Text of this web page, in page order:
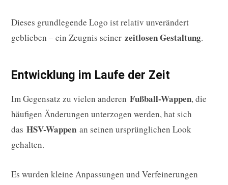
Dieses grundlegende Logo ist relativ unverändert
geblieben – ein Zeugnis seiner zeitlosen Gestaltung.
Entwicklung im Laufe der Zeit
Im Gegensatz zu vielen anderen Fußball-Wappen, die
häufigen Änderungen unterzogen werden, hat sich
das HSV-Wappen an seinen ursprünglichen Look
gehalten.
Es wurden kleine Anpassungen und Verfeinerungen